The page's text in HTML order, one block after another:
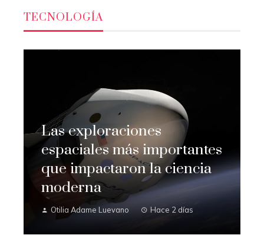
TECNOLOGÍA
Las exploraciones
espaciales más importantes
que impactaron la ciencia
moderna
Otilia Adame Luevano Hace 2 días